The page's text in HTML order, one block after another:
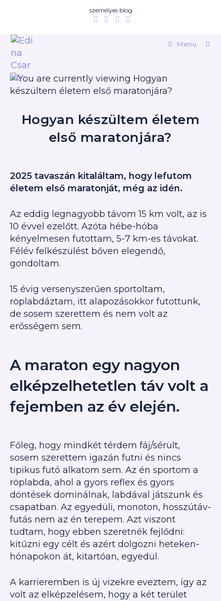
személyes blog
Menu
Hogyan készültem életem
első maratonjára?
2025 tavaszán kitaláltam, hogy lefutom
életem első maratonját, még az idén.
Az eddig legnagyobb távom 15 km volt, az is
10 évvel ezelőtt. Azóta hébe-hóba
kényelmesen futottam, 5-7 km-es távokat.
Félév felkészülést bőven elegendő,
gondoltam.
15 évig versenyszerűen sportoltam,
röplabdáztam, itt alapozásokkor futottunk,
de sosem szerettem és nem volt az
erősségem sem.
A maraton egy nagyon
elképzelhetetlen táv volt a
fejemben az év elején.
Főleg, hogy mindkét térdem fáj/sérült,
sosem szerettem igazán futni és nincs
tipikus futó alkatom sem. Az én sportom a
röplabda, ahol a gyors reflex és gyors
döntések dominálnak, labdával játszunk és
csapatban. Az egyedüli, monoton, hosszútáv-
futás nem az én terepem. Azt viszont
tudtam, hogy ebben szeretnék fejlődni:
kitűzni egy célt és azért dolgozni heteken-
hónapokon át, kitartóan, egyedül.
A karrieremben is új vizekre eveztem, így az
volt az elképzelésem, hogy a két terület